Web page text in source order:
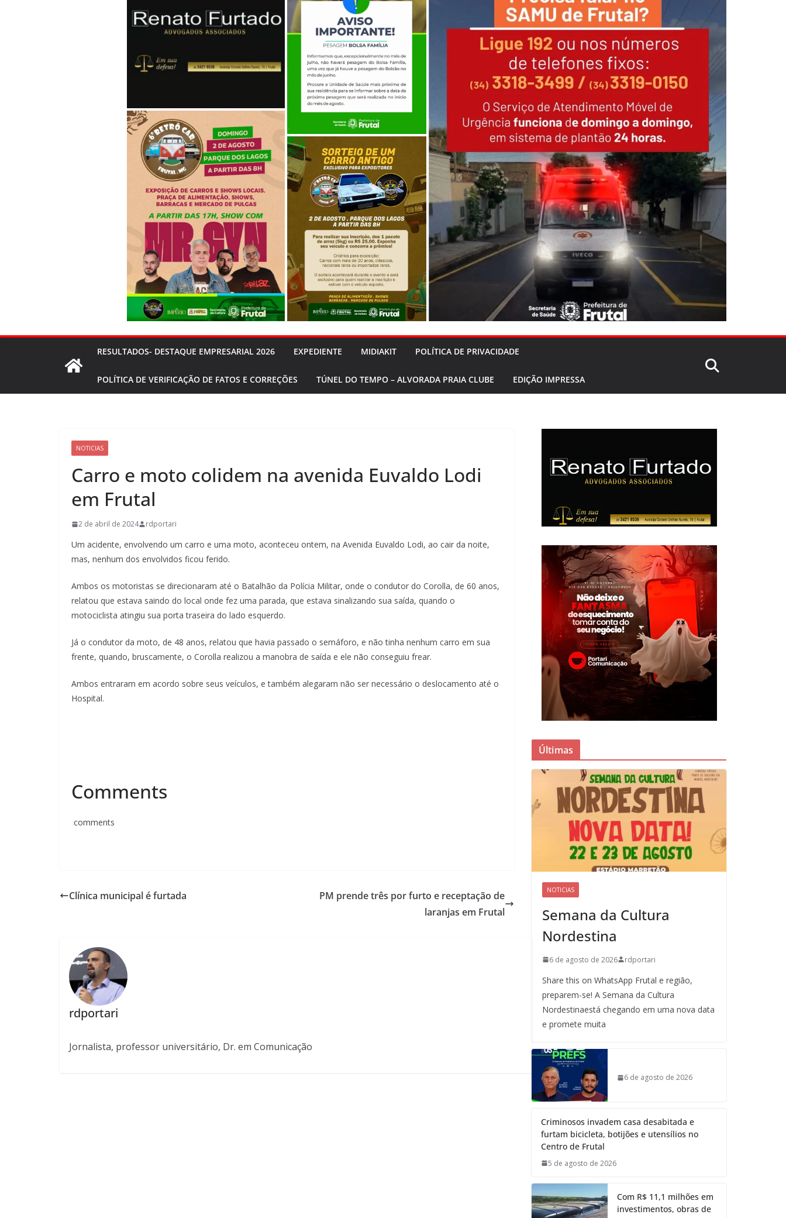
RESULTADOS- DESTAQUE EMPRESARIAL 2026 EXPEDIENTE MIDIAKIT POLÍTICA DE PRIVACIDADE
POLÍTICA DE VERIFICAÇÃO DE FATOS E CORREÇÕES TÚNEL DO TEMPO – ALVORADA PRAIA CLUBE EDIÇÃO IMPRESSA
NOTICIAS
Carro e moto colidem na avenida Euvaldo Lodi
em Frutal
2 de abril de 2024 rdportari
Um acidente, envolvendo um carro e uma moto, aconteceu ontem, na Avenida Euvaldo Lodi, ao cair da noite,
mas, nenhum dos envolvidos ficou ferido.
Ambos os motoristas se direcionaram até o Batalhão da Polícia Militar, onde o condutor do Corolla, de 60 anos,
relatou que estava saindo do local onde fez uma parada, que estava sinalizando sua saída, quando o
motociclista atingiu sua porta traseira do lado esquerdo.
Já o condutor da moto, de 48 anos, relatou que havia passado o semáforo, e não tinha nenhum carro em sua
frente, quando, bruscamente, o Corolla realizou a manobra de saída e ele não conseguiu frear.
Ambos entraram em acordo sobre seus veículos, e também alegaram não ser necessário o deslocamento até o
Hospital.
Comments
comments
Clínica municipal é furtada
PM prende três por furto e receptação de
laranjas em Frutal
rdportari
Jornalista, professor universitário, Dr. em Comunicação
Últimas
NOTICIAS
Semana da Cultura
Nordestina
6 de agosto de 2026 rdportari
Share this on WhatsApp Frutal e região,
preparem-se! A Semana da Cultura
Nordestinaestá chegando em uma nova data
e promete muita
6 de agosto de 2026
Criminosos invadem casa desabitada e
furtam bicicleta, botijões e utensílios no
Centro de Frutal
5 de agosto de 2026
Com R$ 11,1 milhões em
investimentos, obras de